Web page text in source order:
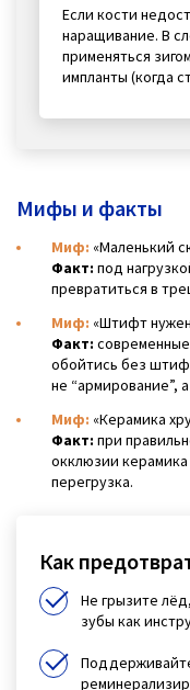
Если кости
наращивание. В
применяться
импланты (когда
Мифы и факты
Миф: «Маленький
Факт: под
превратиться в
Миф: «Штифт
Факт:
обойтись без
не “армирование”,
Миф: «Керамика
Факт: при
окклюзии
перегрузка.
Как
Не грызите
зубы как